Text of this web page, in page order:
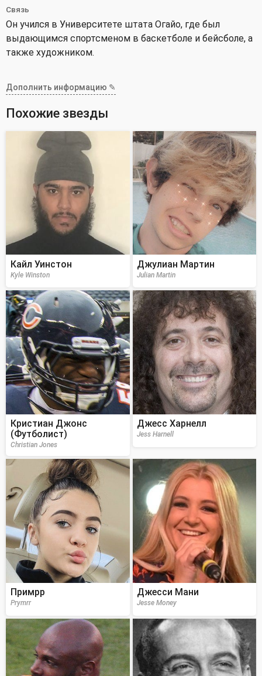
Связь
Он учился в Университете штата Огайо, где был
выдающимся спортсменом в баскетболе и бейсболе, а
также художником.
Дополнить информацию ✎
Похожие звезды
Кайл Уинстон
Kyle Winston
Джулиан Мартин
Julian Martin
Кристиан Джонс
(Футболист)
Christian Jones
Джесс Харнелл
Jess Harnell
Примрр
Prymrr
Джесси Мани
Jesse Money